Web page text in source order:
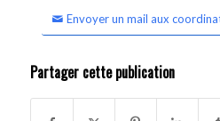
Envoyer un mail aux
Partager cette publication